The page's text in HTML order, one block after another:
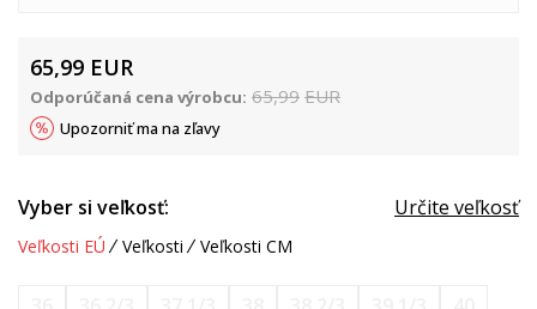
65,99 EUR
Odporúčaná cena výrobcu: 65,99 EUR
Upozorniť ma na zľavy
Vyber si veľkosť: Určite veľkosť
Veľkosti EÚ Veľkosti Veľkosti CM